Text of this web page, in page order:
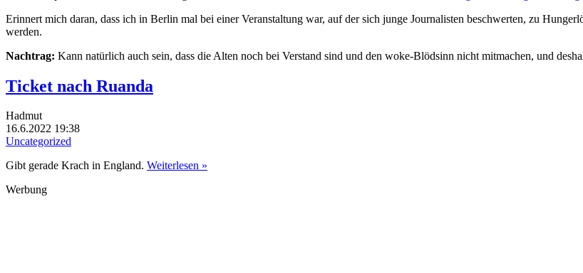
Erinnert mich daran, dass ich in Berlin mal bei einer Veranstaltung war, auf der sich junge Journalisten beschwerten, zu
werden.
Nachtrag: Kann natürlich auch sein, dass die Alten noch bei Verstand sind und den woke-Blödsinn nicht mitmachen, und
Ticket nach Ruanda
Hadmut
16.6.2022 19:38
Uncategorized
Gibt gerade Krach in England. Weiterlesen »
Werbung